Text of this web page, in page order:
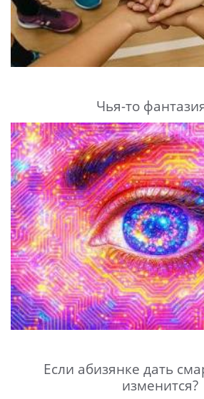
Чья-то
Если абизянке дать
изменится?